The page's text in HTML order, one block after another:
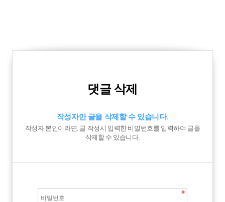
댓글 삭제
작성자만 글을 삭제할 수 있습니다.
작성자 본인이라면, 글 작성시 입력한 비밀번호를 입력하여 글을
삭제할 수 있습니다.